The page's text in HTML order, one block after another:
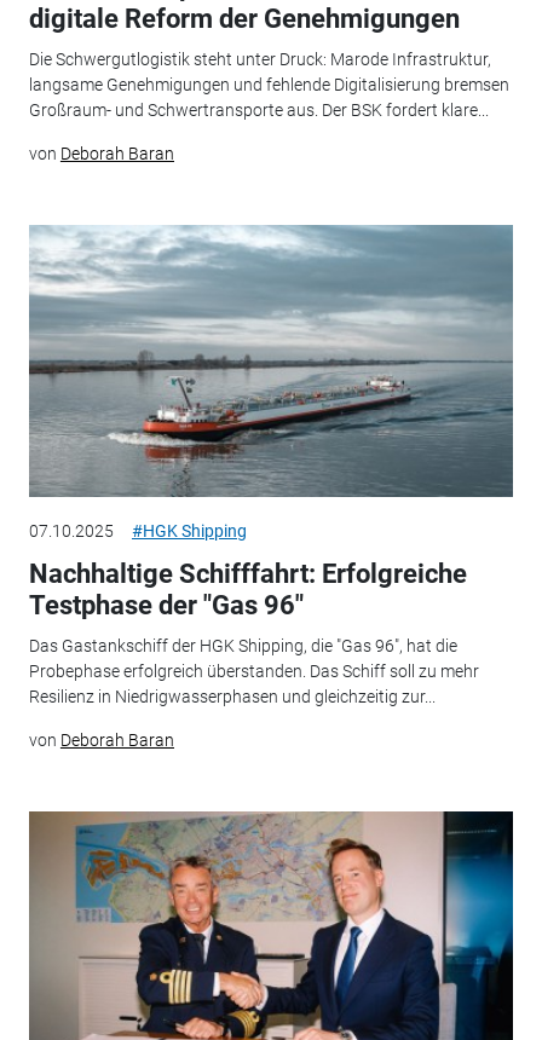
digitale Reform der Genehmigungen
Die Schwergutlogistik steht unter Druck: Marode Infrastruktur,
langsame Genehmigungen und fehlende Digitalisierung bremsen
Großraum- und Schwertransporte aus. Der BSK fordert klare...
von Deborah Baran
07.10.2025 #HGK Shipping
Nachhaltige Schifffahrt: Erfolgreiche
Testphase der "Gas 96"
Das Gastankschiff der HGK Shipping, die "Gas 96", hat die
Probephase erfolgreich überstanden. Das Schiff soll zu mehr
Resilienz in Niedrigwasserphasen und gleichzeitig zur...
von Deborah Baran